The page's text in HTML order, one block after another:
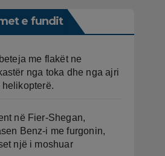
e fundit
me flakët ne
nga toka dhe nga ajri
helikopterë.
në Fier-Shegan,
Benz-i me furgonin,
një i moshuar